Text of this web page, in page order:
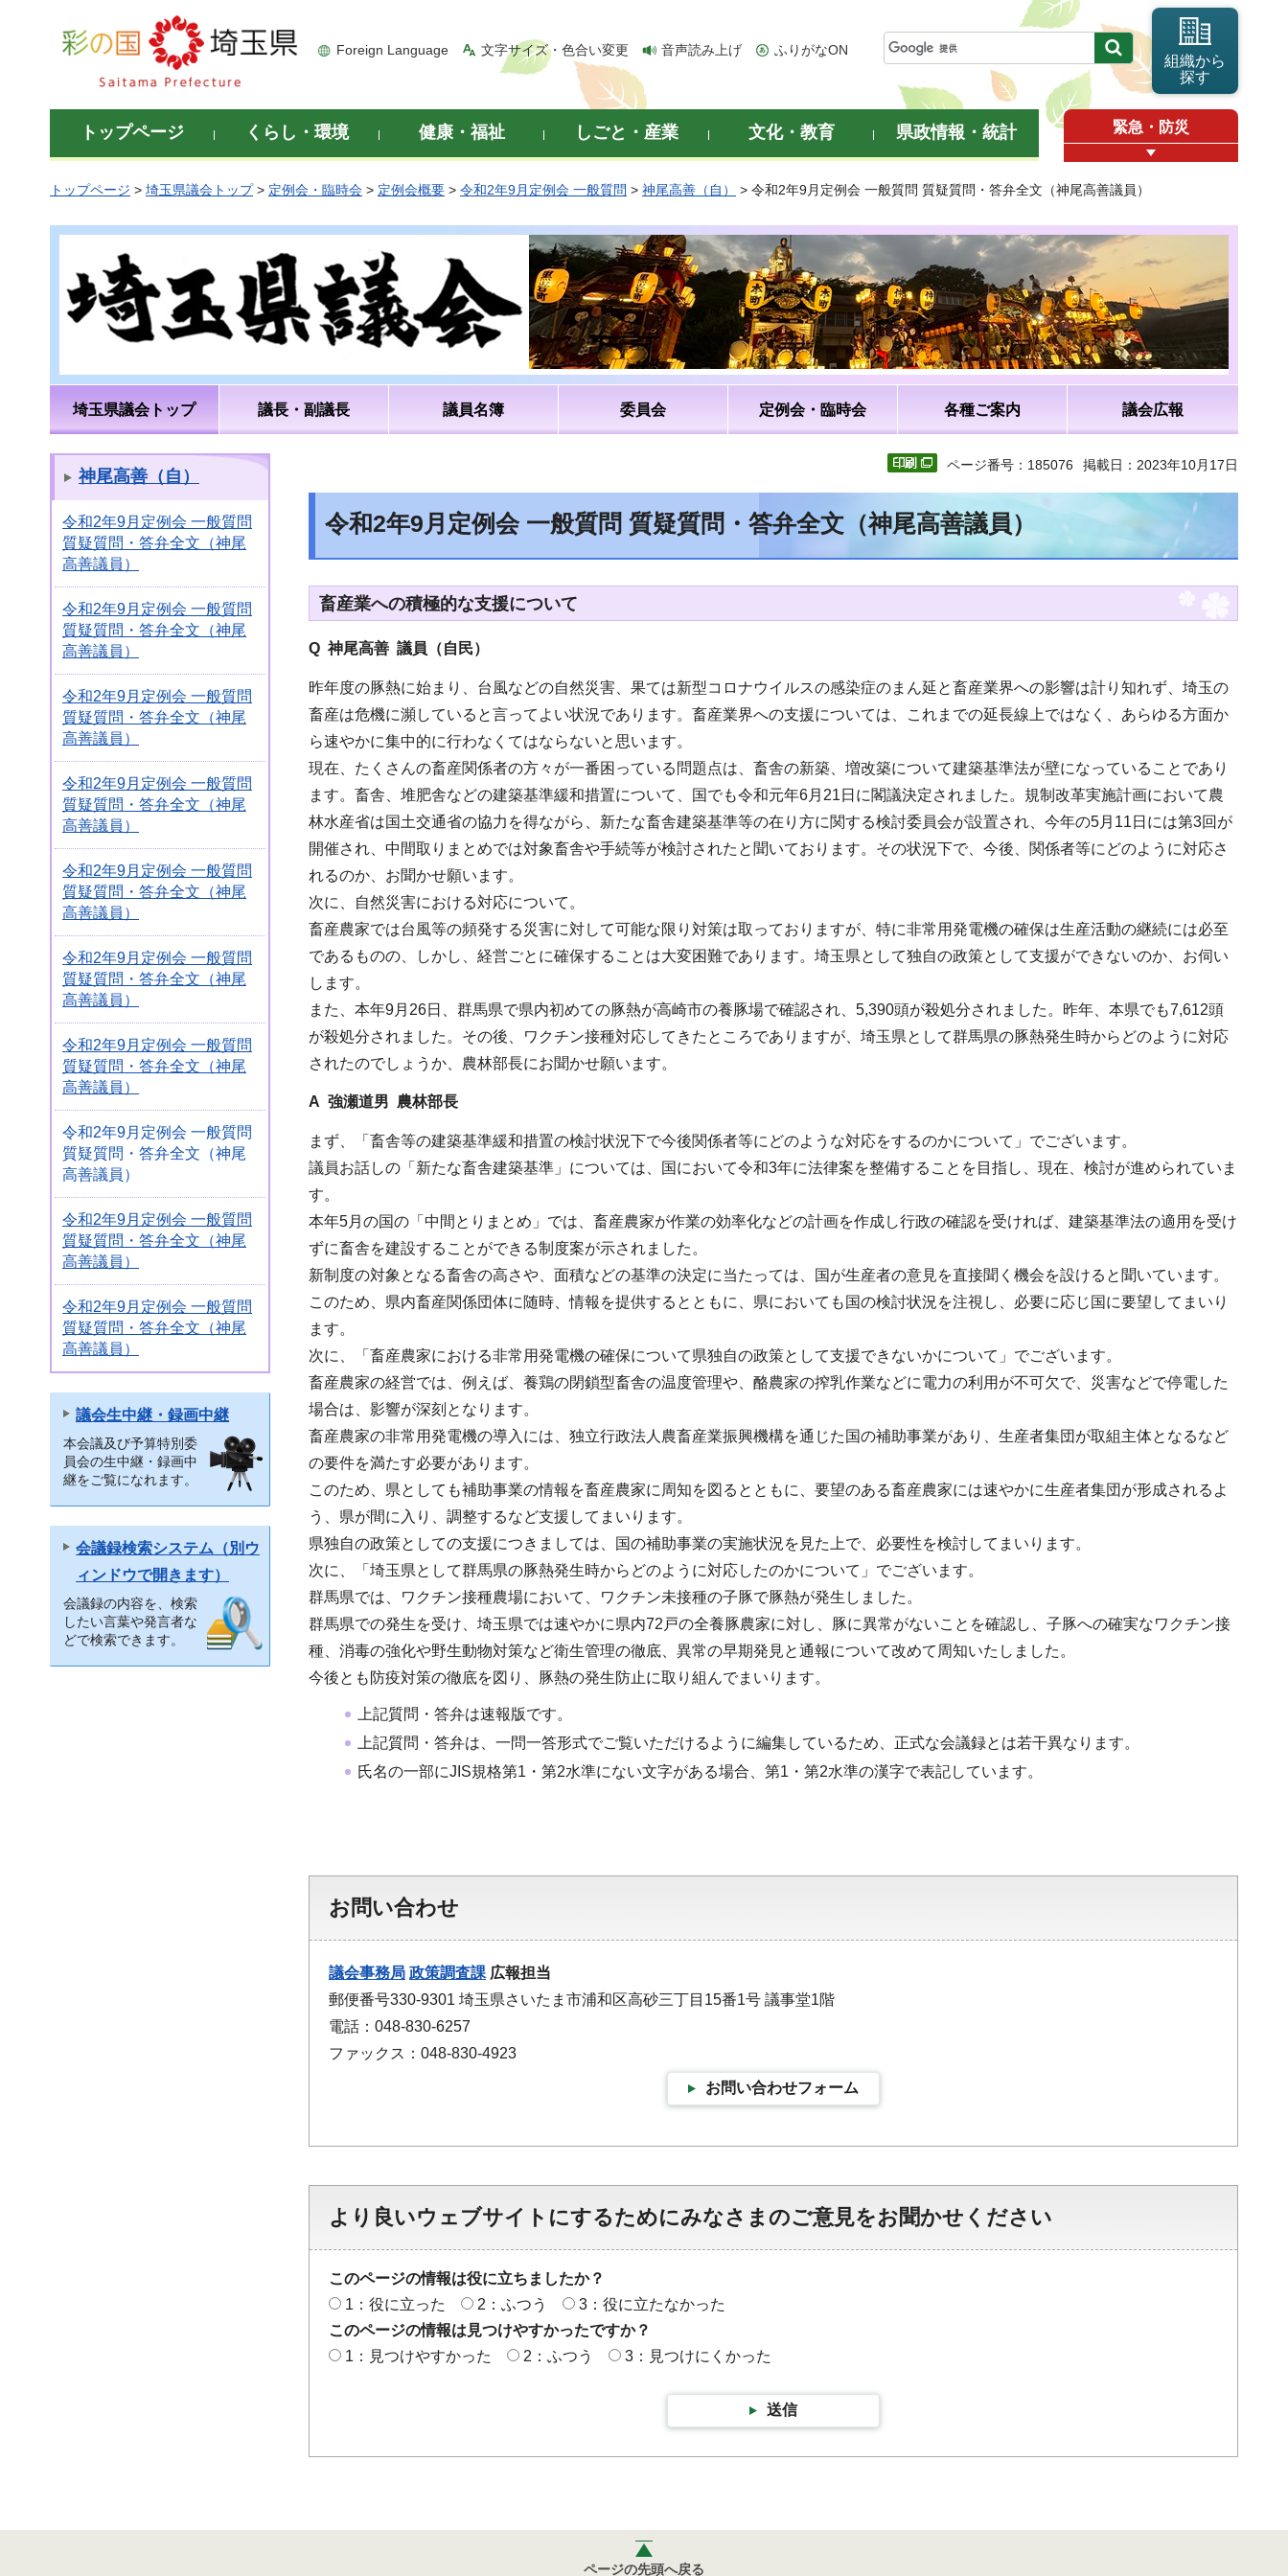
彩の国 埼玉県
Foreign Language 文字サイズ・色合い変更 音声読み上げ ふりがなON
組織から
探す
トップページ くらし・環境 健康・福祉 しごと・産業 文化・教育 県政情報・統計 緊急・防災
トップページ > 埼玉県議会トップ> 定例会・臨時会 > 定例会概要 > 令和2年9月定例会 一般質問 > 神尾高善（自） > 令和2年9月定例会 一般質問 質疑質問・答弁全文（神尾高善議員）
埼玉県議会トップ 議長・副議長 議員名簿 委員会 定例会・臨時会 各種ご案内 議会広報
神尾高善（自）
令和2年9月定例会 一般質問
質疑質問・答弁全文（神尾
高善議員）
令和2年9月定例会 一般質問
質疑質問・答弁全文（神尾
高善議員）
令和2年9月定例会 一般質問
質疑質問・答弁全文（神尾
高善議員）
令和2年9月定例会 一般質問
質疑質問・答弁全文（神尾
高善議員）
令和2年9月定例会 一般質問
質疑質問・答弁全文（神尾
高善議員）
令和2年9月定例会 一般質問
質疑質問・答弁全文（神尾
高善議員）
令和2年9月定例会 一般質問
質疑質問・答弁全文（神尾
高善議員）
令和2年9月定例会 一般質問
質疑質問・答弁全文（神尾
高善議員）
令和2年9月定例会 一般質問
質疑質問・答弁全文（神尾
高善議員）
令和2年9月定例会 一般質問
質疑質問・答弁全文（神尾
高善議員）
議会生中継・録画中継
本会議及び予算特別委
員会の生中継・録画中
継をご覧になれます。
会議録検索システム（別ウ
ィンドウで開きます）
会議録の内容を、検索
したい言葉や発言者な
どで検索できます。
ページ番号：185076 掲載日：2023年10月17日
令和2年9月定例会 一般質問 質疑質問・答弁全文（神尾高善議員）
畜産業への積極的な支援について
Q 神尾高善 議員（自民）
昨年度の豚熱に始まり、台風などの自然災害、果ては新型コロナウイルスの感染症のまん延と畜産業界への影響は計り知れず、埼玉の
畜産は危機に瀕していると言ってよい状況であります。畜産業界への支援については、これまでの延長線上ではなく、あらゆる方面か
ら速やかに集中的に行わなくてはならないと思います。
現在、たくさんの畜産関係者の方々が一番困っている問題点は、畜舎の新築、増改築について建築基準法が壁になっていることであり
ます。畜舎、堆肥舎などの建築基準緩和措置について、国でも令和元年6月21日に閣議決定されました。規制改革実施計画において農
林水産省は国土交通省の協力を得ながら、新たな畜舎建築基準等の在り方に関する検討委員会が設置され、今年の5月11日には第3回が
開催され、中間取りまとめでは対象畜舎や手続等が検討されたと聞いております。その状況下で、今後、関係者等にどのように対応さ
れるのか、お聞かせ願います。
次に、自然災害における対応について。
畜産農家では台風等の頻発する災害に対して可能な限り対策は取っておりますが、特に非常用発電機の確保は生産活動の継続には必至
であるものの、しかし、経営ごとに確保することは大変困難であります。埼玉県として独自の政策として支援ができないのか、お伺い
します。
また、本年9月26日、群馬県で県内初めての豚熱が高崎市の養豚場で確認され、5,390頭が殺処分されました。昨年、本県でも7,612頭
が殺処分されました。その後、ワクチン接種対応してきたところでありますが、埼玉県として群馬県の豚熱発生時からどのように対応
されたのでしょうか、農林部長にお聞かせ願います。
A 強瀬道男 農林部長
まず、「畜舎等の建築基準緩和措置の検討状況下で今後関係者等にどのような対応をするのかについて」でございます。
議員お話しの「新たな畜舎建築基準」については、国において令和3年に法律案を整備することを目指し、現在、検討が進められていま
す。
本年5月の国の「中間とりまとめ」では、畜産農家が作業の効率化などの計画を作成し行政の確認を受ければ、建築基準法の適用を受け
ずに畜舎を建設することができる制度案が示されました。
新制度の対象となる畜舎の高さや、面積などの基準の決定に当たっては、国が生産者の意見を直接聞く機会を設けると聞いています。
このため、県内畜産関係団体に随時、情報を提供するとともに、県においても国の検討状況を注視し、必要に応じ国に要望してまいり
ます。
次に、「畜産農家における非常用発電機の確保について県独自の政策として支援できないかについて」でございます。
畜産農家の経営では、例えば、養鶏の閉鎖型畜舎の温度管理や、酪農家の搾乳作業などに電力の利用が不可欠で、災害などで停電した
場合は、影響が深刻となります。
畜産農家の非常用発電機の導入には、独立行政法人農畜産業振興機構を通じた国の補助事業があり、生産者集団が取組主体となるなど
の要件を満たす必要があります。
このため、県としても補助事業の情報を畜産農家に周知を図るとともに、要望のある畜産農家には速やかに生産者集団が形成されるよ
う、県が間に入り、調整するなど支援してまいります。
県独自の政策としての支援につきましては、国の補助事業の実施状況を見た上で、必要性を検討してまいります。
次に、「埼玉県として群馬県の豚熱発生時からどのように対応したのかについて」でございます。
群馬県では、ワクチン接種農場において、ワクチン未接種の子豚で豚熱が発生しました。
群馬県での発生を受け、埼玉県では速やかに県内72戸の全養豚農家に対し、豚に異常がないことを確認し、子豚への確実なワクチン接
種、消毒の強化や野生動物対策など衛生管理の徹底、異常の早期発見と通報について改めて周知いたしました。
今後とも防疫対策の徹底を図り、豚熱の発生防止に取り組んでまいります。
上記質問・答弁は速報版です。
上記質問・答弁は、一問一答形式でご覧いただけるように編集しているため、正式な会議録とは若干異なります。
氏名の一部にJIS規格第1・第2水準にない文字がある場合、第1・第2水準の漢字で表記しています。
お問い合わせ
議会事務局 政策調査課 広報担当
郵便番号330-9301 埼玉県さいたま市浦和区高砂三丁目15番1号 議事堂1階
電話：048-830-6257
ファックス：048-830-4923
お問い合わせフォーム
より良いウェブサイトにするためにみなさまのご意見をお聞かせください
このページの情報は役に立ちましたか？
1：役に立った
2：ふつう
3：役に立たなかった
このページの情報は見つけやすかったですか？
1：見つけやすかった
2：ふつう 3：見つけにくかった
送信
ページの先頭へ戻る